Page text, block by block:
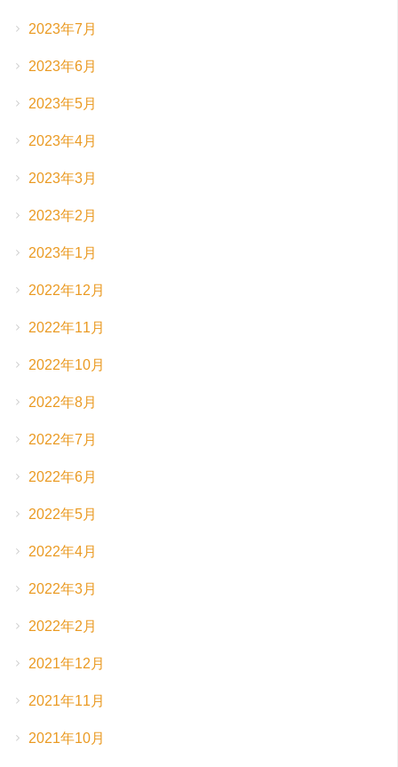
2023年7月
2023年6月
2023年5月
2023年4月
2023年3月
2023年2月
2023年1月
2022年12月
2022年11月
2022年10月
2022年8月
2022年7月
2022年6月
2022年5月
2022年4月
2022年3月
2022年2月
2021年12月
2021年11月
2021年10月